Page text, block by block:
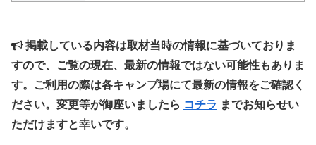
掲載している内容は取材当時の情報に基づいておりま
すので、ご覧の現在、最新の情報ではない可能性もありま
す。ご利用の際は各キャンプ場にて最新の情報をご確認く
ださい。変更等が御座いましたら コチラ までお知らせい
ただけますと幸いです。